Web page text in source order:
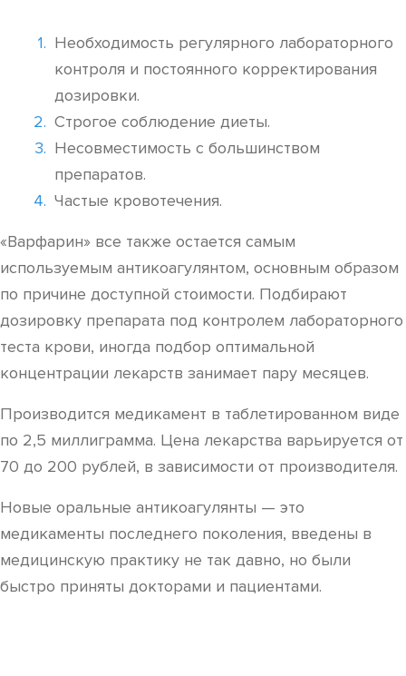
Необходимость регулярного лабораторного
контроля и постоянного корректирования
дозировки.
Строгое соблюдение диеты.
Несовместимость с большинством
препаратов.
Частые кровотечения.
«Варфарин» все также остается самым
используемым антикоагулянтом, основным образом
по причине доступной стоимости. Подбирают
дозировку препарата под контролем лабораторного
теста крови, иногда подбор оптимальной
концентрации лекарств занимает пару месяцев.
Производится медикамент в таблетированном виде
по 2,5 миллиграмма. Цена лекарства варьируется от
70 до 200 рублей, в зависимости от производителя.
Новые оральные антикоагулянты — это
медикаменты последнего поколения, введены в
медицинскую практику не так давно, но были
быстро приняты докторами и пациентами.